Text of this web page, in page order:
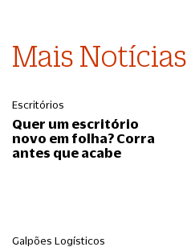
Mais Notícias
Escritórios
Quer um escritório
novo em folha? Corra
antes que acabe
Galpões Logísticos